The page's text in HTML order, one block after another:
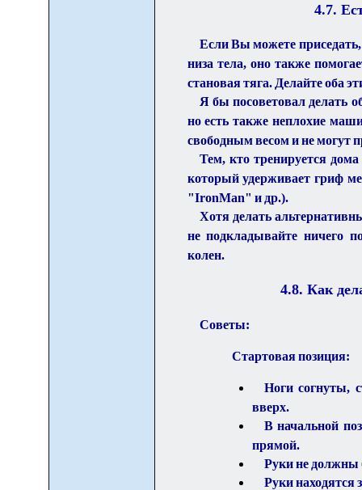
4.7.
Если Вы можете
низа тела, оно также
становая тяга. Делайте оба
Я бы посоветовал делать
но есть также неплохие
свободным весом и не могут
Тем, кто тренируется
который удерживает гриф
"IronMan" и др.).
Хотя делать
не подкладывайте ничего
колен.
4.8. Как
Советы:
Стартовая позиция:
Ноги согнуты,
вверх.
В начальной
прямой.
Руки не должны
Руки находятся